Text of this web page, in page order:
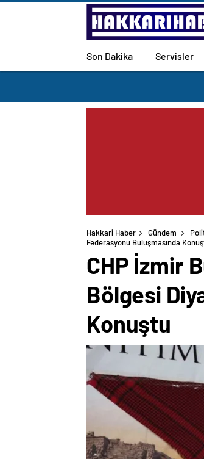
Son Dakika Servisler
Hakkari Haber Gündem
Federasyonu Buluşmasında
CHP İzmir
Bölgesi
Konuştu